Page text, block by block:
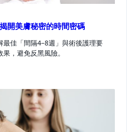
開美膚秘密的時間密碼
最佳「間隔4–8週」與術後護理要
，避免反黑風險。